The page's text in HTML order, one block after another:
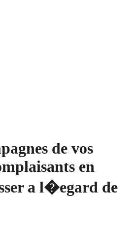
de vos
en
a l�egard de